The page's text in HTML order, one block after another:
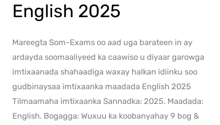
English 2025
Mareegta Som-Exams oo aad uga barateen in ay
ardayda soomaaliyeed ka caawiso u diyaar garowga
imtixaanada shahaadiga waxay halkan idiinku soo
gudbinaysaa imtixaanka maadada English 2025
Tilmaamaha imtixaanka Sannadka: 2025. Maadada:
English. Bogagga: Wuxuu ka koobanyahay 9 bog &